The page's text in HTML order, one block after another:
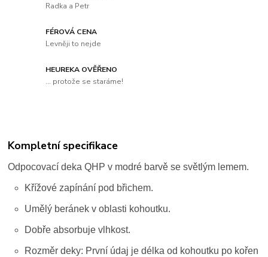
Radka a Petr
FÉROVÁ CENA
Levněji to nejde
HEUREKA OVĚŘENO
... protože se staráme!
Kompletní specifikace
Odpocovací deka QHP v modré barvě se světlým lemem.
Křížové zapínání pod břichem.
Umělý beránek v oblasti kohoutku.
Dobře absorbuje vlhkost.
Rozměr deky: První údaj je délka od kohoutku po kořen